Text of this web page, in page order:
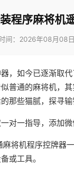
程序麻将机
间：2026年08月08日
，如今已逐渐取
普通的麻将机，
那些猫腻，探寻输
对一指导，添加
将机程序控牌器
或工具。